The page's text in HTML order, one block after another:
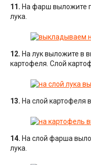
11. На фарш выложите
лука.
12. На лук выложите в
картофеля. Слой
13. На слой картофеля
14. На слой фарша
лука.